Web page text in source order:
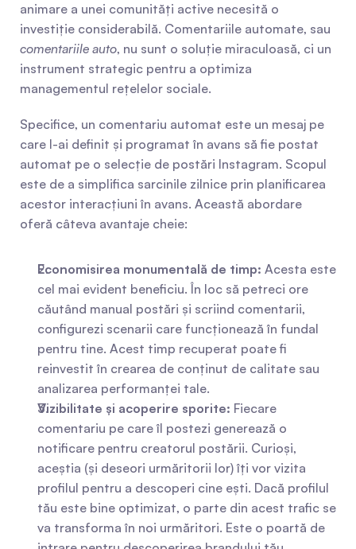
animare a unei comunități active necesită o
comentariile auto, nu sunt o soluție miraculoasă, ci un
instrument strategic pentru a optimiza
managementul rețelelor sociale.
Specifice, un comentariu automat este un mesaj pe
care l-ai definit și programat în avans să fie postat
automat pe o selecție de postări Instagram. Scopul
este de a simplifica sarcinile zilnice prin planificarea
acestor interacțiuni în avans. Această abordare
oferă câteva avantaje cheie:
Economisirea monumentală de timp: Acesta este
cel mai evident beneficiu. În loc să petreci ore
căutând manual postări și scriind comentarii,
configurezi scenarii care funcționează în fundal
pentru tine. Acest timp recuperat poate fi
reinvestit în crearea de conținut de calitate sau
analizarea performanței tale.
Vizibilitate și acoperire sporite: Fiecare
comentariu pe care îl postezi generează o
notificare pentru creatorul postării. Curioși,
aceștia (și deseori urmăritorii lor) îți vor vizita
profilul pentru a descoperi cine ești. Dacă profilul
tău este bine optimizat, o parte din acest trafic se
va transforma în noi urmăritori. Este o poartă de